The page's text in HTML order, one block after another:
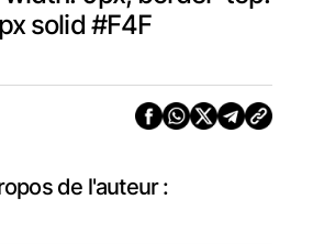
solid #F4F
de l'auteur :